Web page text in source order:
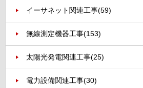
イーサネット関連工事(59)
無線測定機器工事(153)
太陽光発電関連工事(25)
電力設備関連工事(30)